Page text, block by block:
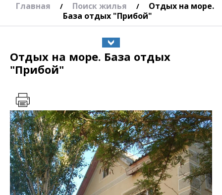
Главная / Поиск жилья /
Отдых на море.
База отдых "Прибой"
Отдых на море. База отдых
"Прибой"